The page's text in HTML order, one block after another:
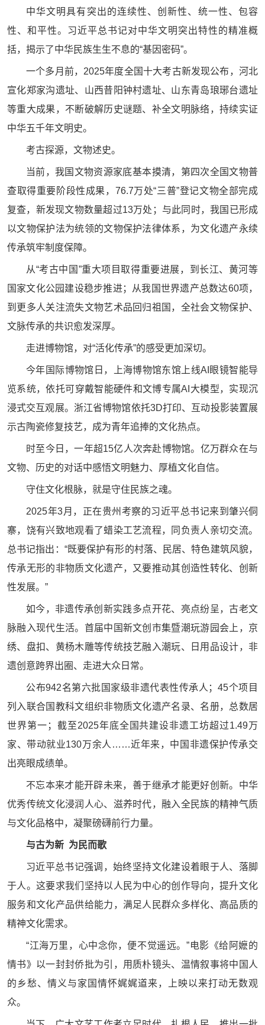
中华文明具有突出的连续性、创新性、统一性、包容
性、和平性。习近平总书记对中华文明突出特性的精准概
括，揭示了中华民族生生不息的“基因密码”。
一个多月前，2025年度全国十大考古新发现公布，河北
宣化郑家沟遗址、山西昔阳钟村遗址、山东青岛琅琊台遗址
等重大成果，不断破解历史谜题、补全文明脉络，持续实证
中华五千年文明史。
考古探源，文物述史。
当前，我国文物资源家底基本摸清，第四次全国文物普
查取得重要阶段性成果，76.7万处“三普”登记文物全部完成
复查，新发现文物数量超过13万处；与此同时，我国已形成
以文物保护法为统领的文物保护法律体系，为文化遗产永续
传承筑牢制度保障。
从“考古中国”重大项目取得重要进展，到长江、黄河等
国家文化公园建设稳步推进；从我国世界遗产总数达60项，
到更多人关注流失文物艺术品回归祖国，全社会文物保护、
文脉传承的共识愈发深厚。
走进博物馆，对“活化传承”的感受更加深切。
今年国际博物馆日，上海博物馆东馆上线AI眼镜智能导
览系统，依托可穿戴智能硬件和文博专属AI大模型，实现沉
浸式交互观展。浙江省博物馆依托3D打印、互动投影装置展
示古陶瓷修复技艺，成为青年追捧的文化热点。
时至今日，一年超15亿人次奔赴博物馆。亿万群众在与
文物、历史的对话中感悟文明魅力、厚植文化自信。
守住文化根脉，就是守住民族之魂。
2025年3月，正在贵州考察的习近平总书记来到肇兴侗
寨，饶有兴致地观看了蜡染工艺流程，同负责人亲切交流。
总书记指出：“既要保护有形的村落、民居、特色建筑风貌，
传承无形的非物质文化遗产，又要推动其创造性转化、创新
性发展。”
如今，非遗传承创新实践多点开花、亮点纷呈，古老文
脉融入现代生活。首届中国新文创市集暨潮玩游园会上，京
绣、盘扣、黄杨木雕等传统技艺融入潮玩、日用品设计，非
遗创意跨界出圈、走进大众日常。
公布942名第六批国家级非遗代表性传承人；45个项目
列入联合国教科文组织非物质文化遗产名录、名册，总数居
世界第一；截至2025年底全国共建设非遗工坊超过1.49万
家、带动就业130万余人……近年来，中国非遗保护传承交
出亮眼成绩单。
不忘本来才能开辟未来，善于继承才能更好创新。中华
优秀传统文化浸润人心、滋养时代，融入全民族的精神气质
与文化品格中，凝聚磅礴前行力量。
与古为新 为民而歌
习近平总书记强调，始终坚持文化建设着眼于人、落脚
于人。这要求我们坚持以人民为中心的创作导向，提升文化
服务和文化产品供给能力，满足人民群众多样化、高品质的
精神文化需求。
“江海万里，心中念你，便不觉遥远。”电影《给阿嬷的
情书》以一封封侨批为引，用质朴镜头、温情叙事将中国人
的乡愁、情义与家国情怀娓娓道来，上映以来打动无数观
众。